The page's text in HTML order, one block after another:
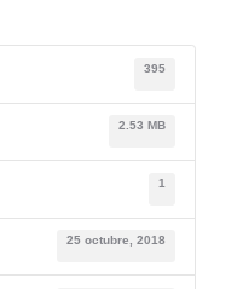
395
2.53 MB
1
25 octubre, 2018